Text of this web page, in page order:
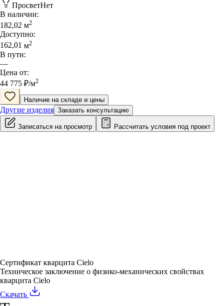
ПросветНет
В наличии:
182,02 м2
Доступно:
162,01 м2
В пути:
—
Цена от:
44 775 ₽/м2
Наличие на складе и цены
Другие изделия Заказать консультацию
Записаться на просмотр Рассчитать условия под проект
Сертификат кварцита Cielo
Техническое заключение о физико-механических свойствах
кварцита Cielo
Скачать